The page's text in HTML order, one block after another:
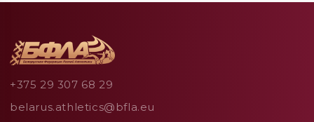
+375 29 307 68 29
belarus.athletics@bfla.eu